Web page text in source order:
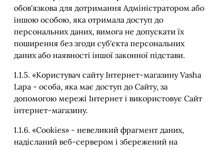
обов'язкова для дотримання Адміністратором або
іншою особою, яка отримала доступ до
персональних даних, вимога не допускати їх
поширення без згоди суб'єкта персональних
даних або наявності іншої законної підстави.
1.1.5. «Користувач сайту Інтернет-магазину Vasha
Lapa - особа, яка має доступ до Сайту, за
допомогою мережі Інтернет і використовує Сайт
інтернет-магазину.
1.1.6. «Cookies» - невеликий фрагмент даних,
надісланий веб-сервером і збережений на